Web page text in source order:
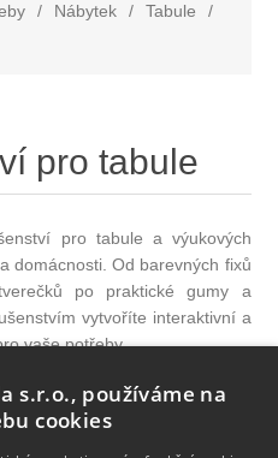
/ Nábytek / Tabule
/
pro tabule
pro tabule a výukových
domácnosti. Od barevných fixů
po praktické gumy a
vytvoříte interaktivní a
vaše potřeby.
s.r.o., používáme na
cookies